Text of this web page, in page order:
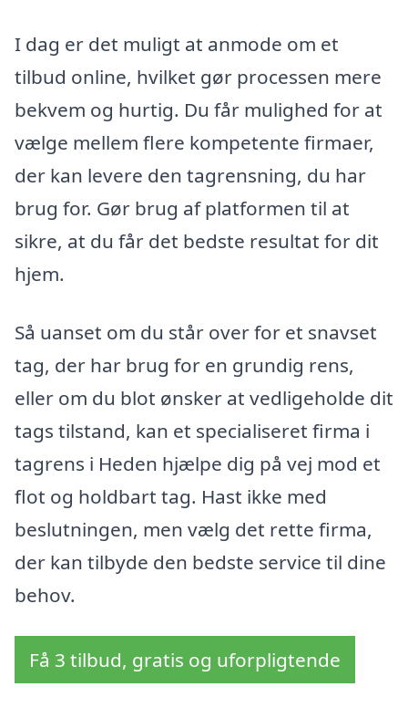
I dag er det muligt at anmode om et
tilbud online, hvilket gør processen mere
bekvem og hurtig. Du får mulighed for at
vælge mellem flere kompetente firmaer,
der kan levere den tagrensning, du har
brug for. Gør brug af platformen til at
sikre, at du får det bedste resultat for dit
hjem.
Så uanset om du står over for et snavset
tag, der har brug for en grundig rens,
eller om du blot ønsker at vedligeholde dit
tags tilstand, kan et specialiseret firma i
tagrens i Heden hjælpe dig på vej mod et
flot og holdbart tag. Hast ikke med
beslutningen, men vælg det rette firma,
der kan tilbyde den bedste service til dine
behov.
Få 3 tilbud, gratis og uforpligtende